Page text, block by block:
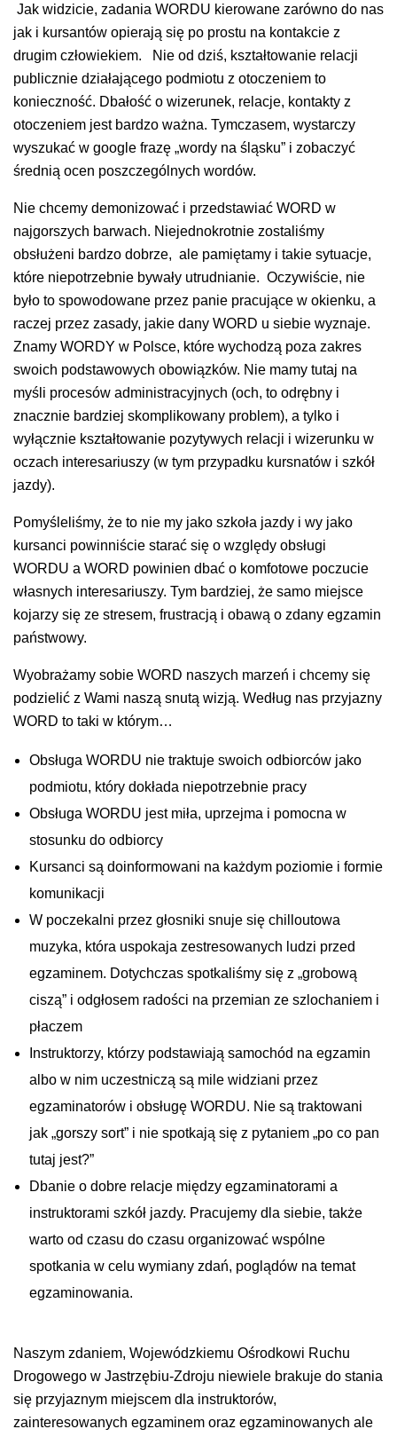
Jak widzicie, zadania WORDU kierowane zarówno do nas
jak i kursantów opierają się po prostu na kontakcie z
drugim człowiekiem. Nie od dziś, kształtowanie relacji
publicznie działającego podmiotu z otoczeniem to
konieczność. Dbałość o wizerunek, relacje, kontakty z
otoczeniem jest bardzo ważna. Tymczasem, wystarczy
wyszukać w google frazę „wordy na śląsku” i zobaczyć
średnią ocen poszczególnych wordów.
Nie chcemy demonizować i przedstawiać WORD w
najgorszych barwach. Niejednokrotnie zostaliśmy
obsłużeni bardzo dobrze, ale pamiętamy i takie sytuacje,
które niepotrzebnie bywały utrudnianie. Oczywiście, nie
było to spowodowane przez panie pracujące w okienku, a
raczej przez zasady, jakie dany WORD u siebie wyznaje.
Znamy WORDY w Polsce, które wychodzą poza zakres
swoich podstawowych obowiązków. Nie mamy tutaj na
myśli procesów administracyjnych (och, to odrębny i
znacznie bardziej skomplikowany problem), a tylko i
wyłącznie kształtowanie pozytywych relacji i wizerunku w
oczach interesariuszy (w tym przypadku kursnatów i szkół
jazdy).
Pomyśleliśmy, że to nie my jako szkoła jazdy i wy jako
kursanci powinniście starać się o względy obsługi
WORDU a WORD powinien dbać o komfotowe poczucie
własnych interesariuszy. Tym bardziej, że samo miejsce
kojarzy się ze stresem, frustracją i obawą o zdany egzamin
państwowy.
Wyobrażamy sobie WORD naszych marzeń i chcemy się
podzielić z Wami naszą snutą wizją. Według nas przyjazny
WORD to taki w którym…
Obsługa WORDU nie traktuje swoich odbiorców jako
podmiotu, który dokłada niepotrzebnie pracy
Obsługa WORDU jest miła, uprzejma i pomocna w
stosunku do odbiorcy
Kursanci są doinformowani na każdym poziomie i formie
komunikacji
W poczekalni przez głosniki snuje się chilloutowa
muzyka, która uspokaja zestresowanych ludzi przed
egzaminem. Dotychczas spotkaliśmy się z „grobową
ciszą” i odgłosem radości na przemian ze szlochaniem i
płaczem
Instruktorzy, którzy podstawiają samochód na egzamin
albo w nim uczestniczą są mile widziani przez
egzaminatorów i obsługę WORDU. Nie są traktowani
jak „gorszy sort” i nie spotkają się z pytaniem „po co pan
tutaj jest?”
Dbanie o dobre relacje między egzaminatorami a
instruktorami szkół jazdy. Pracujemy dla siebie, także
warto od czasu do czasu organizować wspólne
spotkania w celu wymiany zdań, poglądów na temat
egzaminowania.
Naszym zdaniem, Wojewódzkiemu Ośrodkowi Ruchu
Drogowego w Jastrzębiu-Zdroju niewiele brakuje do stania
się przyjaznym miejscem dla instruktorów,
zainteresowanych egzaminem oraz egzaminowanych ale